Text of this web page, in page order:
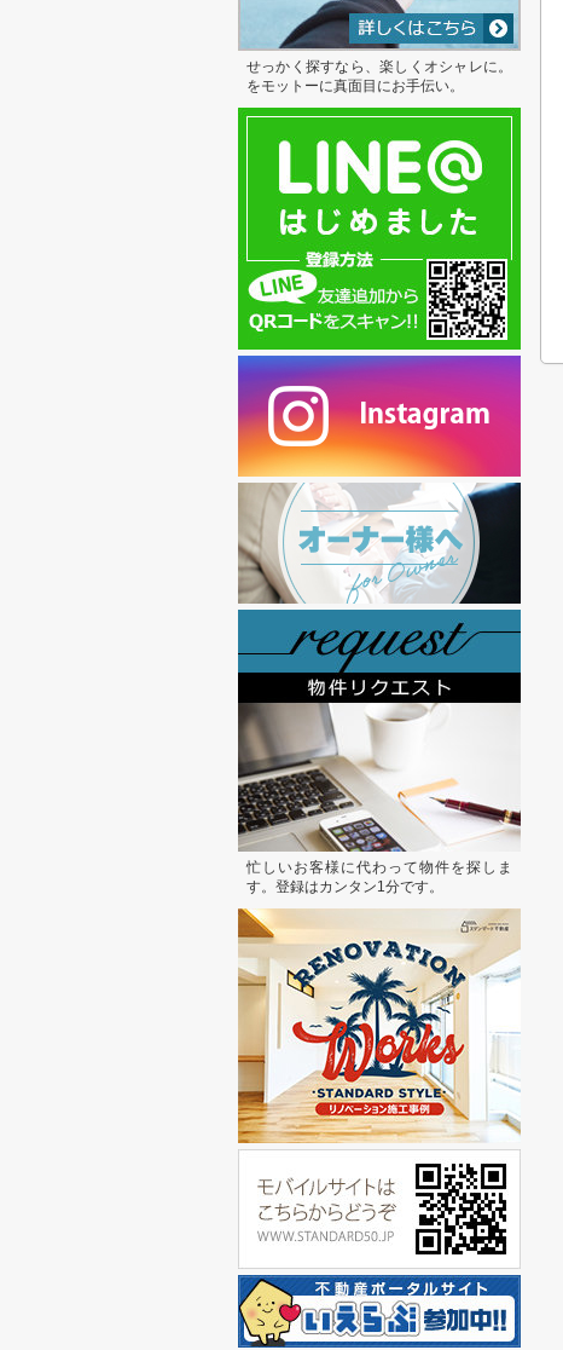
せっかく探すなら、楽しくオシャレに。
をモットーに真面目にお手伝い。
忙しいお客様に代わって物件を探しま
す。登録はカンタン1分です。